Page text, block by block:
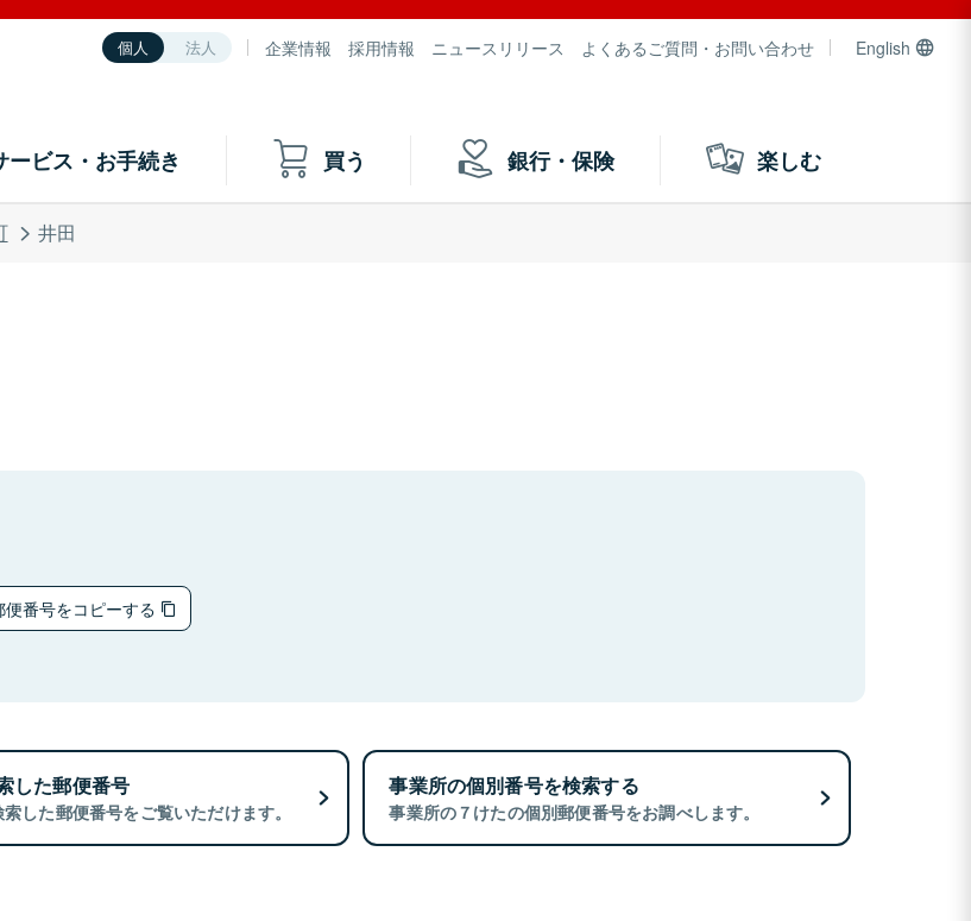
個人 法人 企業情報 採用情報 ニュースリリース よくあるご質問・お問い合わせ English
ービス・お手続き 買う 銀行・保険 楽しむ
井田
便番号をコピーする
した郵便番号
した郵便番号をご覧いただけます。
事業所の個別番号を検索する
事業所の７けたの個別郵便番号をお調べします。